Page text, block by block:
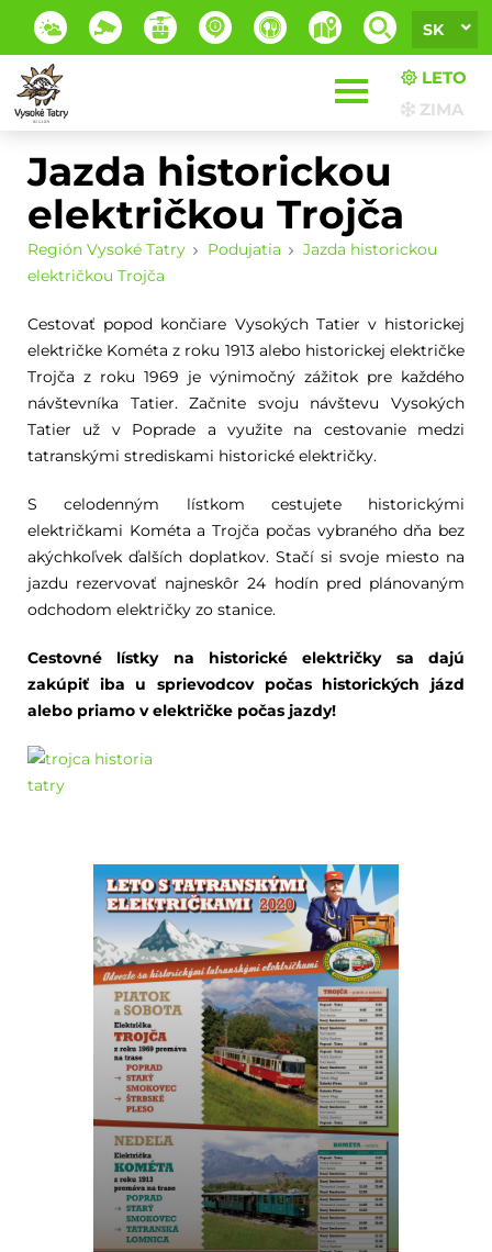
SK
LETO
ZIMA
Jazda historickou
električkou Trojča
Región Vysoké Tatry Podujatia
Jazda historickou
električkou Trojča
Cestovať popod končiare Vysokých Tatier v historickej
električke Kométa z roku 1913 alebo historickej električke
Trojča z roku 1969 je výnimočný zážitok pre každého
návštevníka Tatier. Začnite svoju návštevu Vysokých
Tatier už v Poprade a využite na cestovanie medzi
tatranskými strediskami historické električky.
S celodenným lístkom cestujete historickými
električkami Kométa a Trojča počas vybraného dňa bez
akýchkoľvek ďalších doplatkov. Stačí si svoje miesto na
jazdu rezervovať najneskôr 24 hodín pred plánovaným
odchodom električky zo stanice.
Cestovné lístky na historické električky sa dajú
zakúpiť iba u sprievodcov počas historických jázd
alebo priamo v električke počas jazdy!